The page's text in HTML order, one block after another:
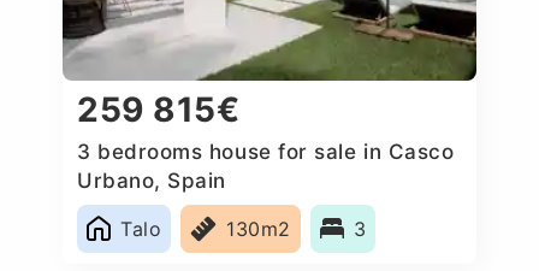
259 815€
3 bedrooms house for sale in Casco
Urbano, Spain
Talo
130m2 3